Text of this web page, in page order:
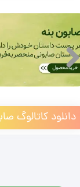
دانلود کاتالوگ